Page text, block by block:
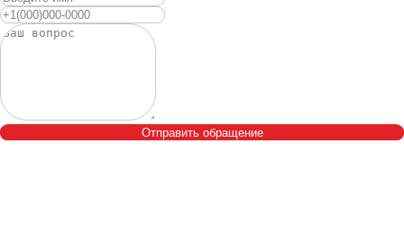
Отправить обращение